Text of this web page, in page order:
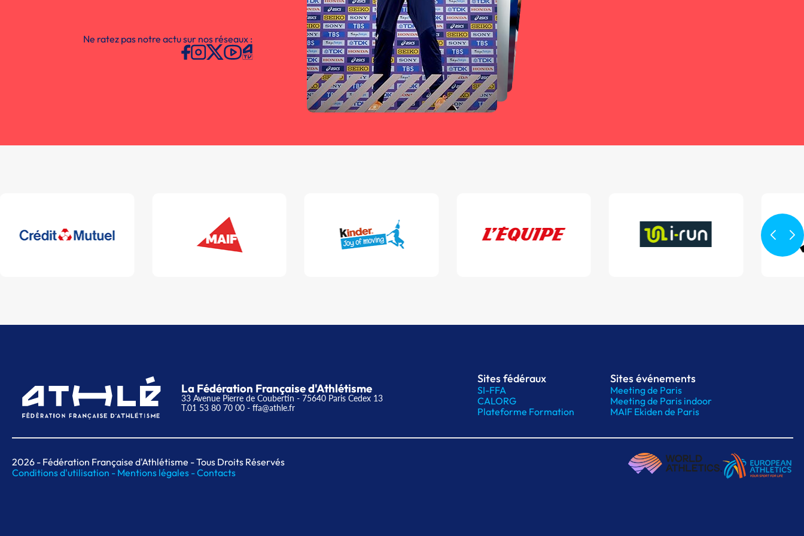
Ne ratez pas notre actu sur nos réseaux :
La Fédération Française d'Athlétisme
33 Avenue Pierre de Coubertin - 75640 Paris Cedex 13
T.01 53 80 70 00 - ffa@athle.fr
Sites fédéraux
SI-FFA
CALORG
Plateforme Formation
Sites événements
Meeting de Paris
Meeting de Paris indoor
MAIF Ekiden de Paris
2026 - Fédération Française d'Athlétisme - Tous Droits Réservés
Conditions d'utilisation - Mentions légales -Contacts